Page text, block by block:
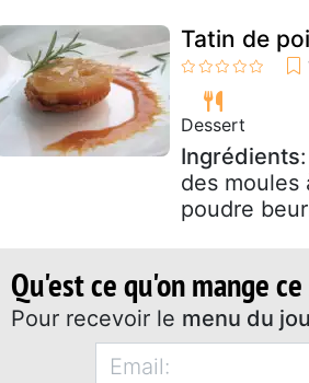
Tatin de
Dessert
Ingrédients
des moules
poudre
Qu'est ce qu'on mange
Pour recevoir le menu du